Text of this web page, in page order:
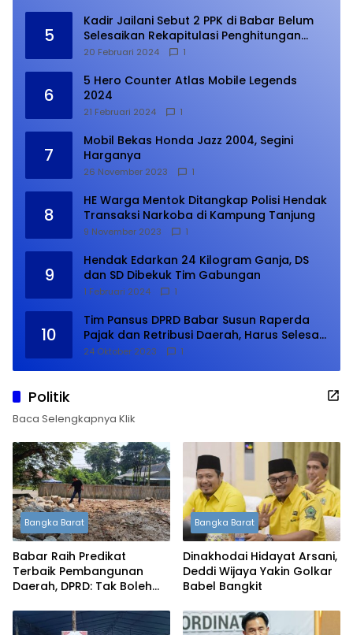
5
Kadir Jailani Sebut 2 PPK di Babar Belum
Selesaikan Rekapitulasi Penghitungan
Suara
20 Februari 2024 1
6
5 Hero Counter Atlas Mobile Legends
2024
21 Februari 2024 1
7
Mobil Bekas Honda Jazz 2004, Segini
Harganya
26 November 2023 1
8
HE Warga Mentok Ditangkap Polisi Hendak
Transaksi Narkoba di Kampung Tanjung
9 November 2023 1
9
Hendak Edarkan 24 Kilogram Ganja, DS
dan SD Dibekuk Tim Gabungan
1 Februari 2024 1
10
Tim Pansus DPRD Babar Susun Raperda
Pajak dan Retribusi Daerah, Harus Selesai
Januari 2024
24 Oktober 2023 1
Politik
Baca Selengkapnya Klik
Bangka Barat
Babar Raih Predikat
Terbaik Pembangunan
Daerah, DPRD: Tak Boleh
Bangka Barat
Dinakhodai Hidayat Arsani,
Deddi Wijaya Yakin Golkar
Babel Bangkit